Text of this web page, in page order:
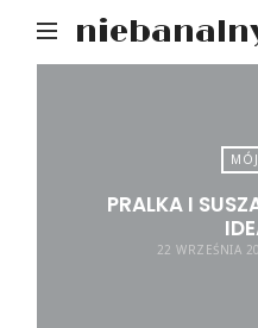
PRALKA I
22 WRZEŚNIA